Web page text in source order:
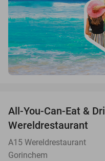
All-You-Can-Eat &
Wereldrestaurant
A15 Wereldrestaurant
Gorinchem